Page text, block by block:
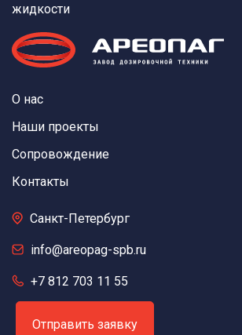
жидкости
О нас
Наши проекты
Сопровождение
Контакты
Санкт-Петербург
info@areopag-spb.ru
+7 812 703 11 55
Отправить заявку